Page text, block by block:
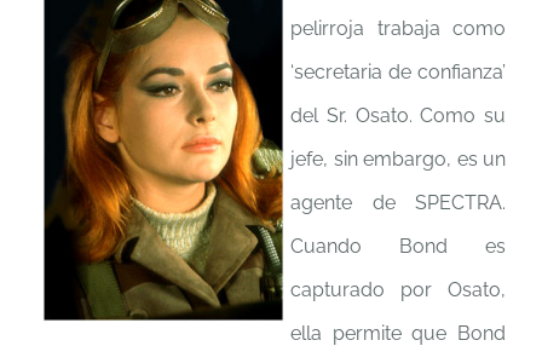
pelirroja trabaja como
‘secretaria de confianza’
del Sr. Osato. Como su
jefe, sin embargo, es un
agente de SPECTRA.
Cuando Bond es
capturado por Osato,
ella permite que Bond